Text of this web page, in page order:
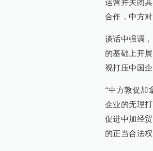
运营并关闭
合作，中方
谈话中强调
的基础上开
视打压中国
“中方敦促加
企业的无理
促进中加经
的正当合法